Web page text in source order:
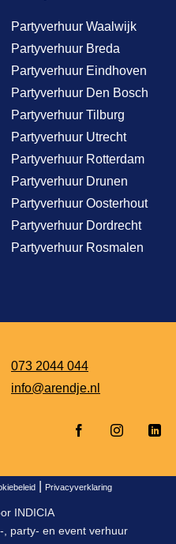
Partyverhuur Waalwijk
Partyverhuur Breda
Partyverhuur Eindhoven
Partyverhuur Den Bosch
Partyverhuur Tilburg
Partyverhuur Utrecht
Partyverhuur Rotterdam
Partyverhuur Drunen
Partyverhuur Oosterhout
Partyverhuur Dordrecht
Partyverhuur Rosmalen
073 2044 044
info@arendje.nl
Privacyverklaring
INDICIA
, party- en event verhuur